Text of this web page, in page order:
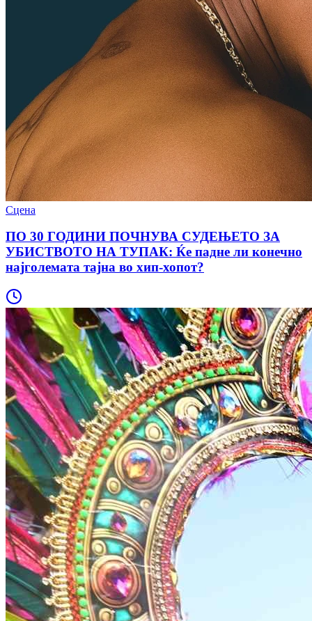
Сцена
ПО 30 ГОДИНИ ПОЧНУВА СУДЕЊЕТО ЗА
УБИСТВОТО НА ТУПАК: Ќе падне ли конечно
најголемата тајна во хип-хопот?